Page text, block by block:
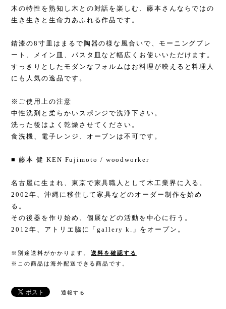
木の特性を熟知し木との対話を楽しむ、藤本さんならではの
生き生きと生命力あふれる作品です。
錆漆の8寸皿はまるで陶器の様な風合いで、モーニングプレ
ート、メイン皿、パスタ皿など幅広くお使いいただけます。
すっきりとしたモダンなフォルムはお料理が映えると料理人
にも人気の逸品です。
※ご使用上の注意
中性洗剤と柔らかいスポンジで洗浄下さい。
洗った後はよく乾燥させてください。
食洗機、電子レンジ、オーブンは不可です。
■ 藤本 健 KEN Fujimoto / woodworker
名古屋に生まれ、東京で家具職人として木工業界に入る。
2002年、沖縄に移住して家具などのオーダー制作を始め
る。
その後器を作り始め、個展などの活動を中心に行う。
2012年、アトリエ脇に「gallery k.」をオープン。
※別途送料がかかります。
送料を確認する
※この商品は海外配送できる商品です。
通報する